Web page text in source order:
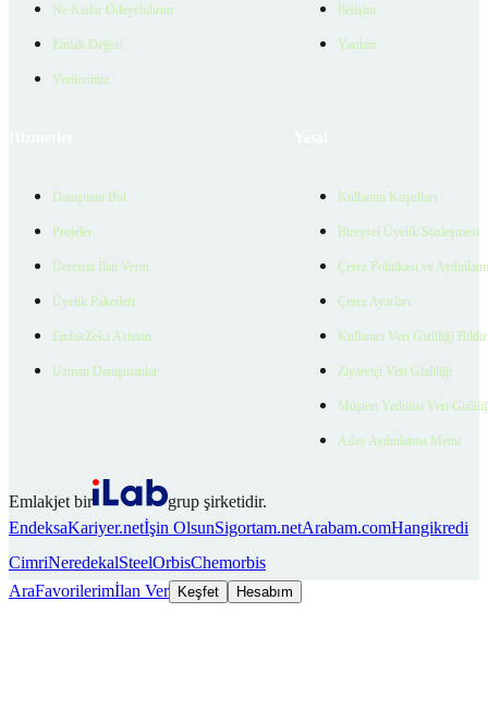
Ne Kadar Ödeyebilirim
Emlak Değeri
Verilerimiz
İletişim
Yardım
Danışman Bul
Projeler
Ücretsiz İlan Verin
Üyelik Paketleri
EmlakZeka Asistan
Uzman Danışmanlar
Kullanım Koşulları
Bireysel Üyelik Sözleşmesi
Çerez Politikası ve
Çerez Ayarları
Kullanıcı Veri Gizliliği
Ziyaretçi Veri Gizliliği
Müşteri Yetkilisi Veri
Aday Aydınlatma Metni
Emlakjet bir
grup şirketidir.
EndeksaKariyer.netİşin OlsunSigortam.netArabam.comHangikredi
CimriNeredekalSteelOrbisChemorbis
AraFavorilerimİlan Ver Keşfet Hesabım